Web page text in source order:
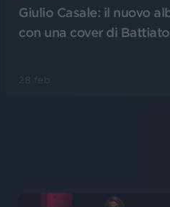
Giulio Casale: il nuovo
con una cover di Battiato